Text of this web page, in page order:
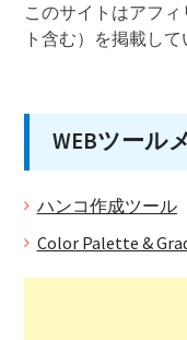
このサイトはアフ
ト含む）を掲載して
WEBツール
ハンコ作成ツール
Color Palette &